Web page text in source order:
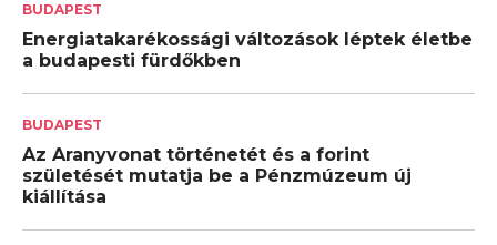
BUDAPEST
Energiatakarékossági változások léptek életbe
a budapesti fürdőkben
BUDAPEST
Az Aranyvonat történetét és a forint
születését mutatja be a Pénzmúzeum új
kiállítása